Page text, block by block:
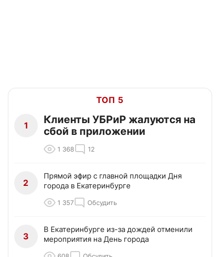
ТОП 5
1
Клиенты УБРиР жалуются на
сбой в приложении
1 368 12
2
Прямой эфир с главной площадки Дня
города в Екатеринбурге
1 357 Обсудить
3
В Екатеринбурге из-за дождей отменили
мероприятия на День города